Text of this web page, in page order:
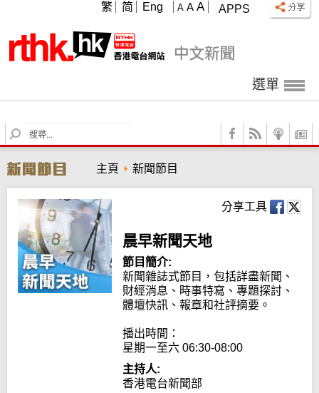
APPS
A A A
繁 简 Eng
選單
S
e
r
c
h
主頁 新聞節目
分享工具
晨早新聞天地
節目簡介:
新聞雜誌式節目，包括詳盡新聞、
財經消息、時事特寫、專題探討、
體壇快訊、報章和社評摘要。
播出時間：
星期一至六 06:30-08:00
主持人:
香港電台新聞部